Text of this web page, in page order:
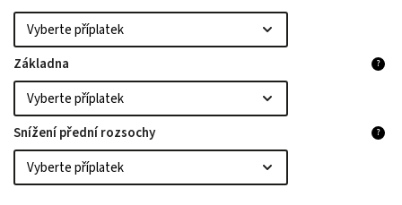
Základna ?
Snížení přední rozsochy ?